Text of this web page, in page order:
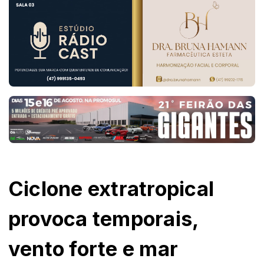
Ciclone extratropical
provoca temporais,
vento forte e mar